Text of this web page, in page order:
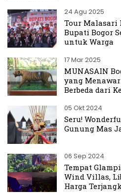
24 Agu 2025
Tour Malasari
Bupati Bogor
untuk Warga
17 Mar 2025
MUNASAIN
yang
Berbeda dari
05 Okt 2024
Seru!
Gunung Mas
06 Sep 2024
Tempat
Wind Villas,
Harga